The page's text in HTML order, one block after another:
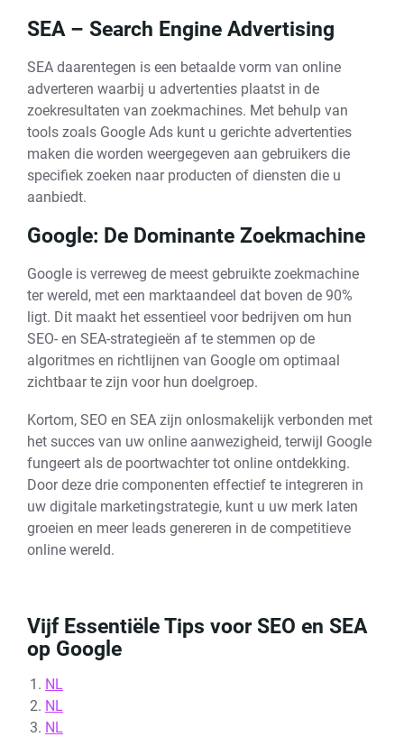
SEA – Search Engine Advertising
SEA daarentegen is een betaalde vorm van online
adverteren waarbij u advertenties plaatst in de
zoekresultaten van zoekmachines. Met behulp van
tools zoals Google Ads kunt u gerichte advertenties
maken die worden weergegeven aan gebruikers die
specifiek zoeken naar producten of diensten die u
aanbiedt.
Google: De Dominante Zoekmachine
Google is verreweg de meest gebruikte zoekmachine
ter wereld, met een marktaandeel dat boven de 90%
ligt. Dit maakt het essentieel voor bedrijven om hun
SEO- en SEA-strategieën af te stemmen op de
algoritmes en richtlijnen van Google om optimaal
zichtbaar te zijn voor hun doelgroep.
Kortom, SEO en SEA zijn onlosmakelijk verbonden met
het succes van uw online aanwezigheid, terwijl Google
fungeert als de poortwachter tot online ontdekking.
Door deze drie componenten effectief te integreren in
uw digitale marketingstrategie, kunt u uw merk laten
groeien en meer leads genereren in de competitieve
online wereld.
Vijf Essentiële Tips voor SEO en SEA
op Google
NL
NL
NL